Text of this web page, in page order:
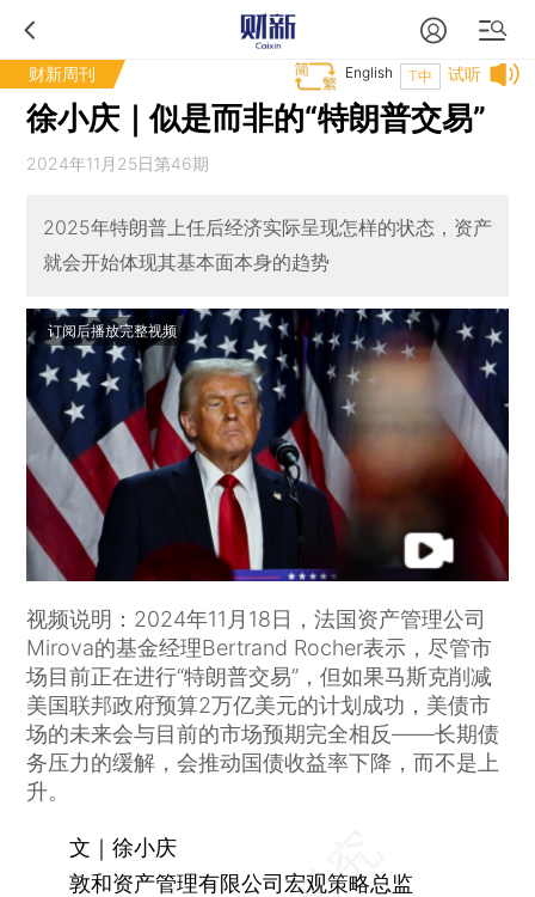
财新周刊 试听
T中
English
徐小庆｜似是而非的“特朗普交易”
2024年11月25日第46期
2025年特朗普上任后经济实际呈现怎样的状态，资产
就会开始体现其基本面本身的趋势
订阅后播放完整视频
视频说明：2024年11月18日，法国资产管理公司
Mirova的基金经理Bertrand Rocher表示，尽管市
场目前正在进行“特朗普交易”，但如果马斯克削减
美国联邦政府预算2万亿美元的计划成功，美债市
场的未来会与目前的市场预期完全相反——长期债
务压力的缓解，会推动国债收益率下降，而不是上
升。
文｜徐小庆
敦和资产管理有限公司宏观策略总监